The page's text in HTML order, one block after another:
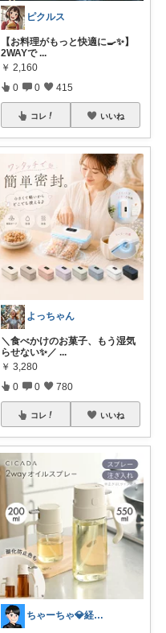
ピクルス
【お料理がもっと快適に🍳✨】
2WAYで ...
￥ 2,160
0 0 415
コレ いいね
よっちゃん
＼食べかけのお菓子、もう湿気
らせない✨／ ...
￥ 3,280
0 0 780
コレ いいね
ちゃーちゃ💎経由購入に感謝です✨